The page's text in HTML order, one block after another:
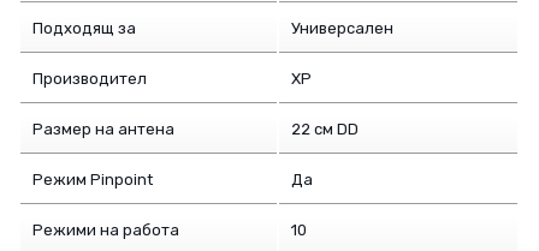
Подходящ за Универсален
Производител XP
Размер на антена 22 см DD
Режим Pinpoint Да
Режими на работа 10